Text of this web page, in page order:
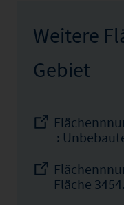
Weitere
Gebiet
:
Fläche